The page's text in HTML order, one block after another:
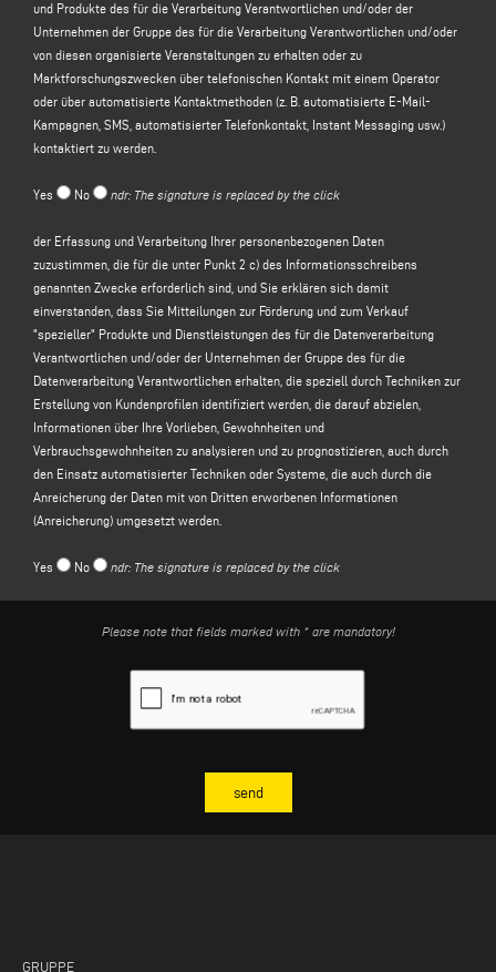
Der für die Verarbeitung Verantwortliche beabsichtigt, Ihre
personenbezogenen Daten zu verarbeiten, und zwar zu folgenden Zwecken
(a)
auf Ihre über dieses Formular übermittelte Nachricht oder
Informationsanfrage zu antworten
, z. B. um Informationen über angebotene
Produkte oder Dienstleistungen zu erhalten (einschließlich der Zusendung von
kostenlosen Einladungen und Informationsmaterial des Unternehmens) und
das berechtigte Interesse des für die Verarbeitung Verantwortlichen im Sinne
begründeten Erwartung identifiziert zu werden, dass Sie erwarten, dass Ihre
personenbezogenen Daten von dem für die Verarbeitung Verantwortlichen
verarbeitet werden, um auf Ihre Kontaktanfrage zu antworten;
Ihnen Werbemitteilungen über die Dienstleistungen und Produkte des
für die Verarbeitung Verantwortlichen und/oder der Unternehmen der Gruppe
des für die Verarbeitung Verantwortlichen und/oder über von diesen
organisierte Veranstaltungen
zuzusenden
oder um Sie zu
Marktforschungszwecken durch telefonischen Kontakt mit einem Operator
oder durch automatisierte Kontaktmethoden (z. B. automatisierte E-Mail-
Kampagnen, SMS, automatisierter Telefonkontakt, Instant Messaging usw.) zu
kontaktieren; die Rechtsgrundlage für die Verarbeitung der Daten ist die
Erteilung Ihrer Einwilligung gemäß Artikel 6 Absatz 1 Buchstabe a der
Datenschutzgrundverordnung;
die Verarbeitung Verantwortlichen und/oder der Unternehmen der Gruppe des
Erstellung von Kundenprofilen ermittelt werden, die die Analyse und
Vorhersage von Informationen über die Vorlieben, Gewohnheiten und
durch den Einsatz automatisierter Techniken oder Systeme, die auch durch
die Anreicherung von Daten mit Informationen, die von Dritten erworben
3. ART DER ÜBERLASSUNG, DAUER DER DATENSPEICHERUNG UND
und Produkte des für die Verarbeitung Verantwortlichen und/oder der
Unternehmen der Gruppe des für die Verarbeitung Verantwortlichen und/oder
von diesen organisierte Veranstaltungen zu erhalten oder zu
Marktforschungszwecken über telefonischen Kontakt mit einem Operator
oder über automatisierte Kontaktmethoden (z. B. automatisierte E-Mail-
Kampagnen, SMS, automatisierter Telefonkontakt, Instant Messaging usw.)
kontaktiert zu werden.
Yes No ndr: The signature is replaced by the click
der Erfassung und Verarbeitung Ihrer personenbezogenen Daten
zuzustimmen, die für die unter Punkt 2 c) des Informationsschreibens
genannten Zwecke erforderlich sind, und Sie erklären sich damit
einverstanden, dass Sie Mitteilungen zur Förderung und zum Verkauf
"spezieller" Produkte und Dienstleistungen des für die Datenverarbeitung
Verantwortlichen und/oder der Unternehmen der Gruppe des für die
Datenverarbeitung Verantwortlichen erhalten, die speziell durch Techniken zur
Erstellung von Kundenprofilen identifiziert werden, die darauf abzielen,
Informationen über Ihre Vorlieben, Gewohnheiten und
Verbrauchsgewohnheiten zu analysieren und zu prognostizieren, auch durch
den Einsatz automatisierter Techniken oder Systeme, die auch durch die
Anreicherung der Daten mit von Dritten erworbenen Informationen
(Anreicherung) umgesetzt werden.
Yes No ndr: The signature is replaced by the click
Please note that fields marked with * are mandatory!
GRUPPE